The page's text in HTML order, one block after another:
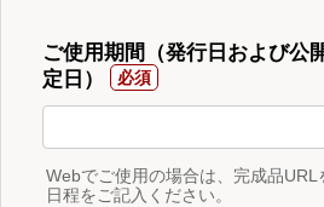
ご使用期間（発行日および公
定日）
Webでご使用の場合は、完成品URL
日程をご記入ください。